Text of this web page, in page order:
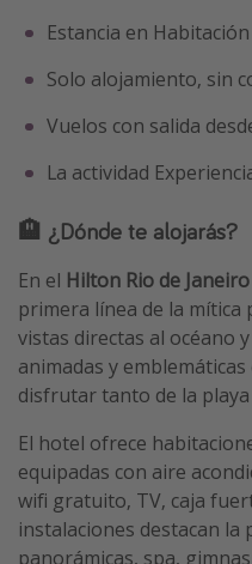
Estancia en
Solo alojamiento, sin
Vuelos con salida
La actividad
🏨 ¿Dónde te alojarás?
En el Hilton Rio de
primera línea de la mítica
vistas directas al océano
animadas y
disfrutar tanto de la
El hotel ofrece
equipadas con aire
wifi gratuito, TV, caja
instalaciones destacan la
panorámicas, spa,